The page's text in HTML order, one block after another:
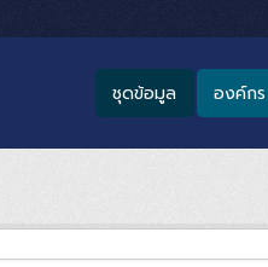
ชุดข้อมูล องค์กร